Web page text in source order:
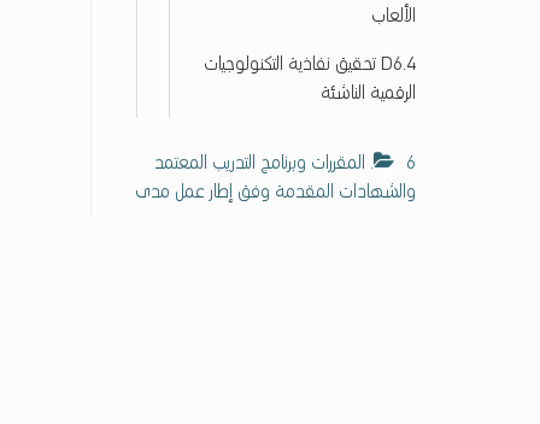
الألعاب
D6.4 تحقيق نفاذية التكنولوجيات
الرقمية الناشئة
6. المقررات وبرنامج التدريب المعتمد
والشهادات المقدمة وفق إطار عمل مدى